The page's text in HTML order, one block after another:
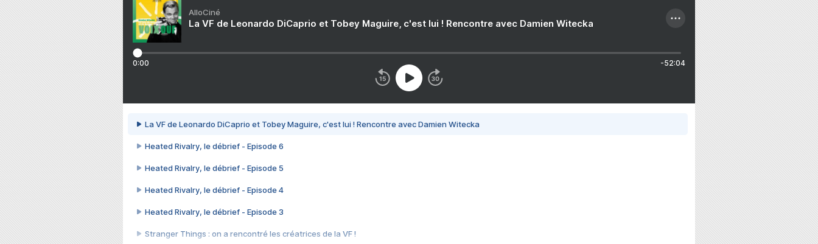
AlloCiné
La VF de Leonardo DiCaprio et Tobey Maguire, c'est lui ! Rencontre avec Damien Witecka
0:00 -52:04
La VF de Leonardo DiCaprio et Tobey Maguire, c'est lui ! Rencontre avec Damien Witecka
Heated Rivalry, le débrief - Episode 6
Heated Rivalry, le débrief - Episode 5
Heated Rivalry, le débrief - Episode 4
Heated Rivalry, le débrief - Episode 3
Stranger Things : on a rencontré les créatrices de la VF !